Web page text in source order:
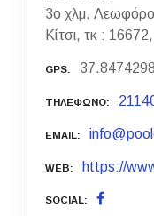
3ο χλμ.
Κίτσι, τκ : 16672,
GPS
ΤΗΛΕΦΩΝΟ
EMAIL
WEB https://
SOCIAL